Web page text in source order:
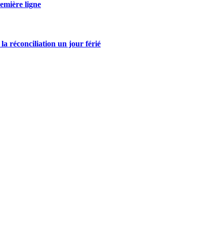
ligne
la réconciliation un jour férié